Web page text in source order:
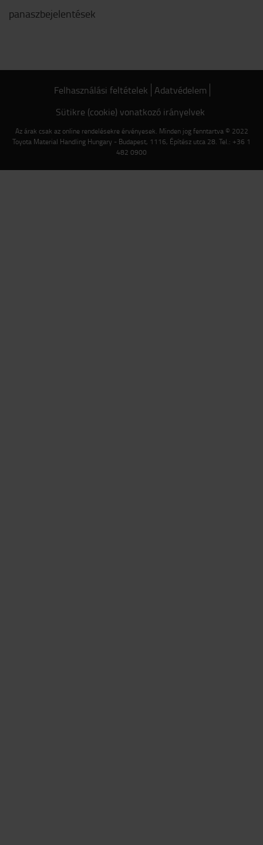
panaszbejelentések
Felhasználási feltételek Adatvédelem
Sütikre (cookie) vonatkozó irányelvek
Az árak csak az online rendelésekre érvényesek. Minden jog fenntartva © 2022
Toyota Material Handling Hungary - Budapest, 1116, Építész utca 28. Tel.: +36 1
482 0900